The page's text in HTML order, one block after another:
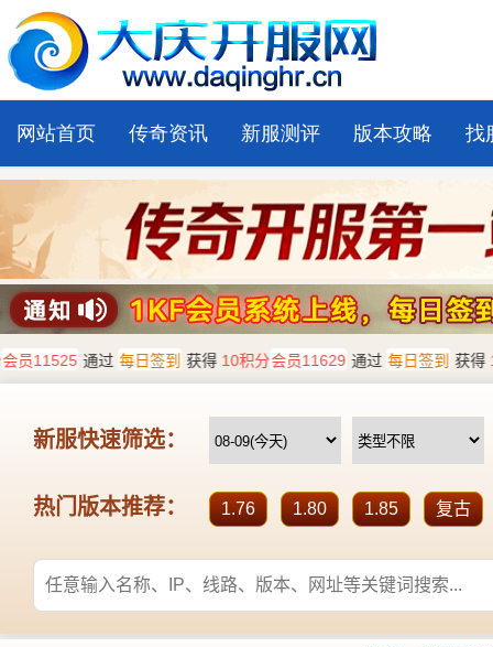
网站首页 传奇资讯 新服测评 版本攻略 找